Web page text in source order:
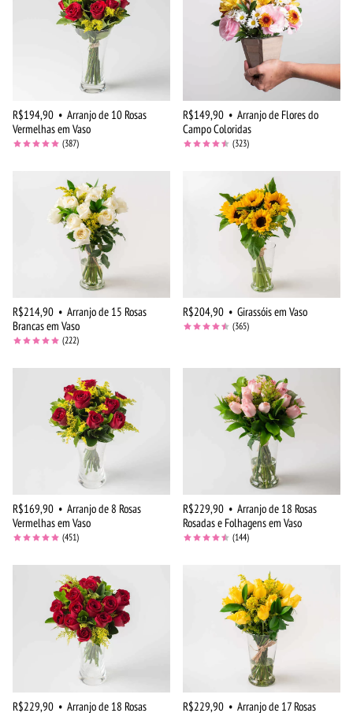
R$194,90 • Arranjo de 10 Rosas
Vermelhas em Vaso
(387)
R$149,90 • Arranjo de Flores do
Campo Coloridas
(323)
R$214,90 • Arranjo de 15 Rosas
Brancas em Vaso
(222)
R$204,90 • Girassóis em Vaso
(365)
R$169,90 • Arranjo de 8 Rosas
Vermelhas em Vaso
(451)
R$229,90 • Arranjo de 18 Rosas
Rosadas e Folhagens em Vaso
(144)
R$229,90 • Arranjo de 18 Rosas
R$229,90 • Arranjo de 17 Rosas